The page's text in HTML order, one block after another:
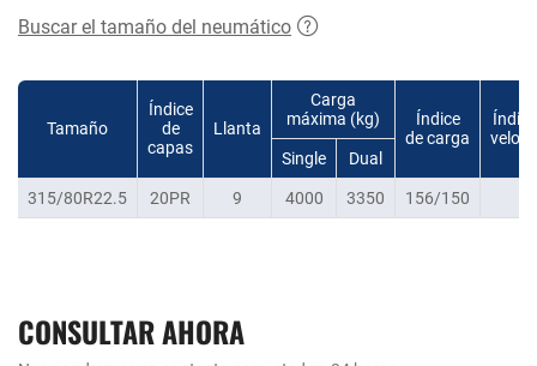
Buscar el tamaño del neumático
Tamaño
Índice
de
capas
Llanta
Carga
máxima (kg)
Índice
de carga
Single
Dual
315/80R22.5
20PR 9 4000 3350 156/150
CONSULTAR AHORA